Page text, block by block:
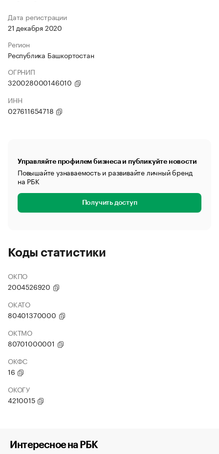
Дата регистрации
21 декабря 2020
Регион
Республика Башкортостан
ОГРНИП
320028000146010
ИНН
027611654718
Управляйте профилем бизнеса и публикуйте новости
Повышайте узнаваемость и развивайте личный бренд
на РБК
Получить доступ
Коды статистики
ОКПО
2004526920
ОКАТО
80401370000
ОКТМО
80701000001
ОКФС
16
ОКОГУ
4210015
Интересное на РБК